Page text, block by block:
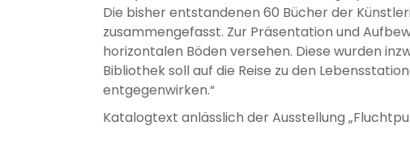
Die bisher entstandenen 60 Bücher der
zusammengefasst. Zur Präsentation und
horizontalen Böden versehen. Diese wurden
Bibliothek soll auf die Reise zu den
entgegenwirken.“
Katalogtext anlässlich der Ausstellung